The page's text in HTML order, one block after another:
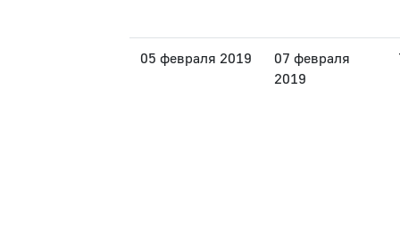
05 февраля 2019
07 февраля
2019